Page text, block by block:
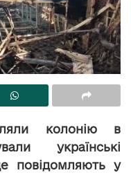
колонію в
українські
повідомляють у